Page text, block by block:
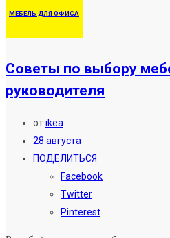
МЕБЕЛЬ ДЛЯ ОФИСА
Советы по выбору
руководителя
отikea
28 августа
ПОДЕЛИТЬСЯ
Facebook
Twitter
Pinterest